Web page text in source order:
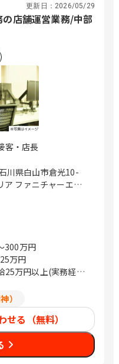
ビル2階 草加市高砂2-
葉 千葉市中
1-15 木更津カイセ
町2-4-10 明治安田
柏市末広町14-1 ＳＫ
崎町801 成田ＴＴビ
階 苫小牧市表町2-1-
ル4階 函館市若松町
館ビル1階 釧路市北
ビル10階 青森 八
2-2-36 山形センター
シティア・トワビル
潟 新潟市中
治安田生命新潟駅前
岡2-
三NKビル5階 福井
明治安田生命福井ビ
松本市大手3-4-5明
1階 静岡 静岡市
円（月給181,000円）
更新日： 2026/05/29
店舗運営業務/中部
客・店長
川県白山市倉光10-
ア ファニチャーエク
市上吉田4247-7 長
市中央区泉3-1-43 静
843 静岡県沼津市大岡
屋市熱田区一番3-7-6
区平手南1-418 愛知県
市上里2-1-9 愛知県
愛知県安城市今本町
井市八田町8-3-10 愛
6-202-7 / 松任、酒
、上田、上島、焼津、
重、杁ヶ池公園、西
300万円
万円
25万円以上(実務経験
）
せる（無料）